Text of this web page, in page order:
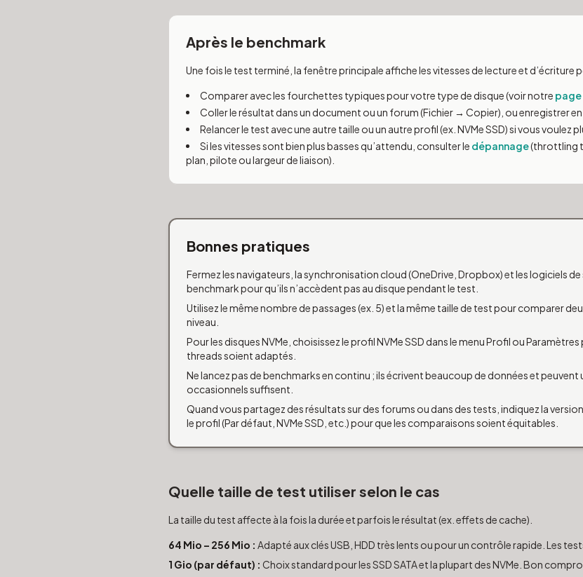
Après le benchmark
Une fois le test terminé, la fenêtre principale affiche les vitesses de lecture et d’écriture
Comparer avec les fourchettes typiques pour votre type de disque (voir notre page
Coller le résultat dans un document ou un forum (Fichier → Copier), ou enregistrer
Relancer le test avec une autre taille ou un autre profil (ex. NVMe SSD) si vous voulez
Si les vitesses sont bien plus basses qu’attendu, consulter le dépannage(throttling
plan, pilote ou largeur de liaison).
Bonnes pratiques
Fermez les navigateurs, la synchronisation cloud (OneDrive, Dropbox) et les logiciels
benchmark pour qu’ils n’accèdent pas au disque pendant le test.
Utilisez le même nombre de passages (ex. 5) et la même taille de test pour comparer
niveau.
Pour les disques NVMe, choisissez le profil NVMe SSD dans le menu Profil ou
threads soient adaptés.
Ne lancez pas de benchmarks en continu ; ils écrivent beaucoup de données et peuvent
occasionnels suffisent.
Quand vous partagez des résultats sur des forums ou dans des tests, indiquez la
le profil (Par défaut, NVMe SSD, etc.) pour que les comparaisons soient équitables.
Quelle taille de test utiliser selon le cas
La taille du test affecte à la fois la durée et parfois le résultat (ex. effets de cache).
64 Mio – 256 Mio : Adapté aux clés USB, HDD très lents ou pour un contrôle rapide. Les
1 Gio (par défaut) : Choix standard pour les SSD SATA et la plupart des NVMe. Bon